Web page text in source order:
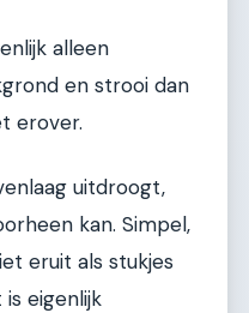
alleen
en strooi dan
erover.
uitdroogt,
kan. Simpel,
eruit als stukjes
eigenlijk